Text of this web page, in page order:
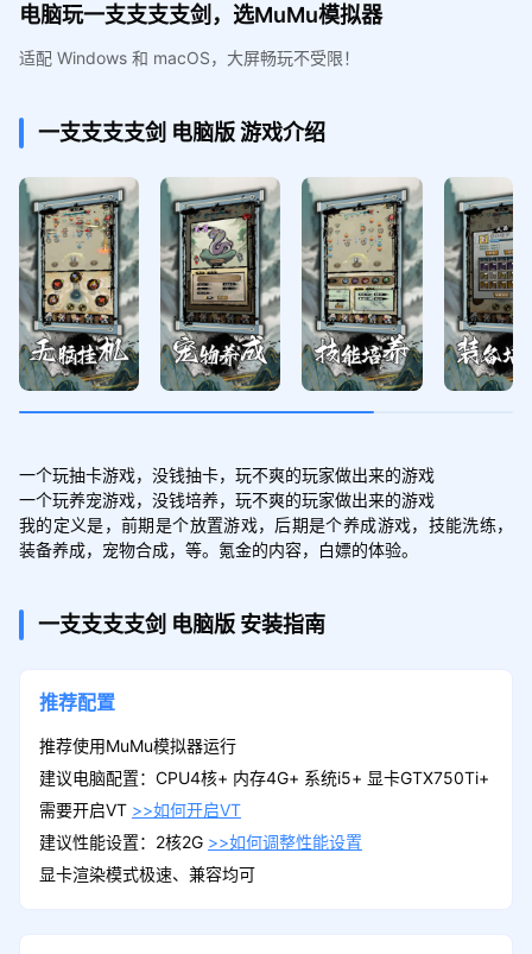
电脑玩一支支支支剑，选MuMu模拟器
适配 Windows 和 macOS，大屏畅玩不受限！
一支支支支剑 电脑版游戏介绍
一个玩抽卡游戏，没钱抽卡，玩不爽的玩家做出来的游戏
一个玩养宠游戏，没钱培养，玩不爽的玩家做出来的游戏
我的定义是，前期是个放置游戏，后期是个养成游戏，技能洗练，
一支支支支剑 电脑版 安装指南
推荐配置
推荐使用MuMu模拟器运行
建议电脑配置：CPU4核+ 内存4G+ 系统i5+ 显卡GTX750Ti+
需要开启VT >>如何开启VT
建议性能设置：2核2G >>如何调整性能设置
显卡渲染模式极速、兼容均可